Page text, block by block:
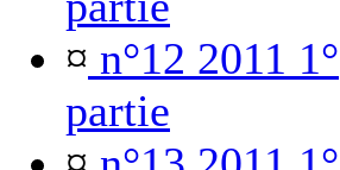
¤ n°12 2011 1°
partie